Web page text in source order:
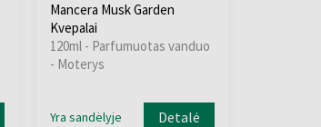
Mancera Musk Garden
Kvepalai
120ml - Parfumuotas vanduo
- Moterys
Yra sandėlyje Detalė